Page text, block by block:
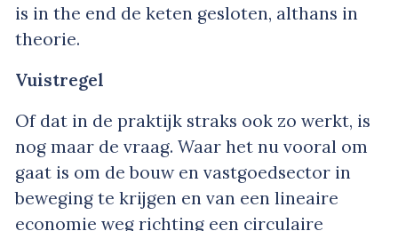
is in the end de keten gesloten, althans in
theorie.
Vuistregel
Of dat in de praktijk straks ook zo werkt, is
nog maar de vraag. Waar het nu vooral om
gaat is om de bouw en vastgoedsector in
beweging te krijgen en van een lineaire
economie weg richting een circulaire